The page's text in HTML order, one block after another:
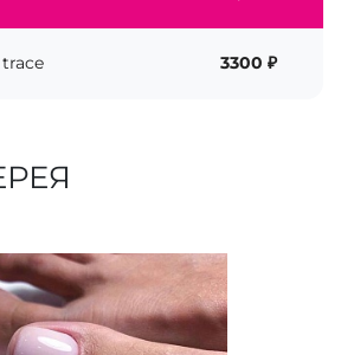
3300 ₽